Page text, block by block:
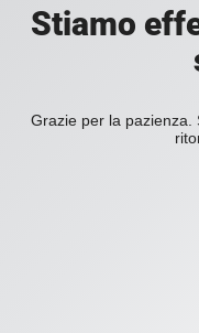
Stiamo
Grazie per la pazienza.